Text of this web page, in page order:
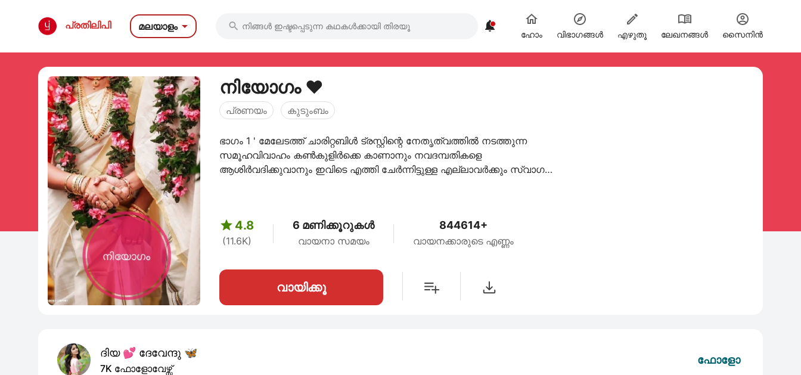
പ്രതിലിപി മലയാളം  
ഹോം വിഭാഗങ്ങള്‍ എഴുതൂ ലേഖനങ്ങൾ സൈനിന്‍
നിയോഗം ❤️
പ്രണയം കുടുംബം
ഭാഗം 1 ' മേലേടത്ത് ചാരിറ്റബിൾ ട്രസ്റ്റിന്റെ നേതൃത്വത്തിൽ നടത്തുന്ന
സമൂഹവിവാഹം കൺകുളിർക്കെ കാണാനും നവദമ്പതികളെ
ആശിർവദിക്കുവാനും ഇവിടെ എത്തി ചേർന്നിട്ടുള്ള എല്ലാവർക്കും സ്വാഗതം.
 4.8
(11.6K)
6 മണിക്കൂറുകൾ
വായനാ സമയം
844614+
വായനക്കാരുടെ എണ്ണം
വായിക്കൂ
ദിയ 💕 ദേവേന്ദു 🦋
7K ഫോളോവേഴ്സ്
ഫോളോ